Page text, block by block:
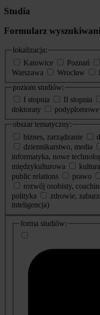
Studia
Formularz
lokalizacja:
Katowice
Poznań
Warszawa
Wrocław
poziom studiów:
I stopnia
II stopnia
doktoraty
podyplomowe
obszar tematyczny:
biznes, zarządzanie
dziennikarstwo, media
informatyka, nowe
międzykulturowa
public relations
prawo
rozwój osobisty,
polityka
zdrowie,
inteligencja)
dodatkowe
informacje
forma studiów: